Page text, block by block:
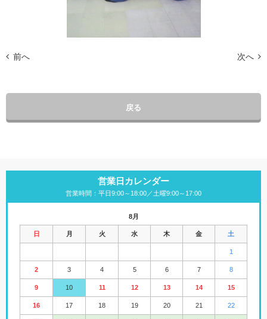
前へ 次へ
戻る
営業日カレンダー
営業時間：平日9:00～18:00／土曜9:00～17:00
8月
日 月 火 水 木 金 土
1
2 3 4 5 6 7 8
9 10 11 12 13 14 15
16 17 18 19 20 21 22